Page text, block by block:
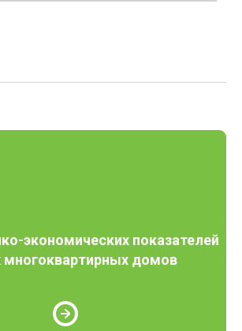
экономических показателей
домов